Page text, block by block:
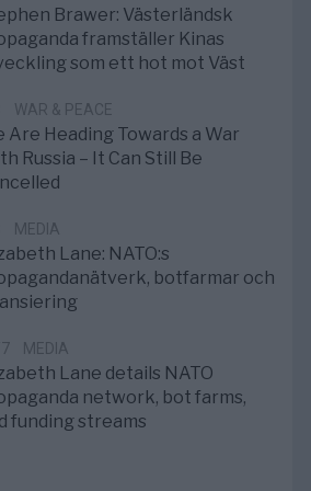
Brawer: Västerländsk
framställer Kinas
som ett hot mot Väst
WAR & PEACE
Are Heading Towards a War
Russia – It Can Still Be
MEDIA
Lane: NATO:s
botfarmar och
MEDIA
Lane details NATO
network, bot farms,
funding streams